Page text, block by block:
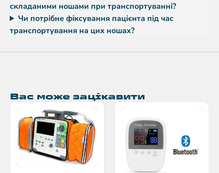
складаними ношами при транспортуванні?
Чи потрібне фіксування пацієнта під час
транспортування на цих ношах?
Вас може зацікавити